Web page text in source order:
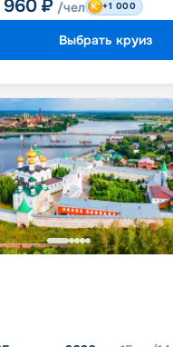
960₽ /чел +1 000
Выбрать круиз